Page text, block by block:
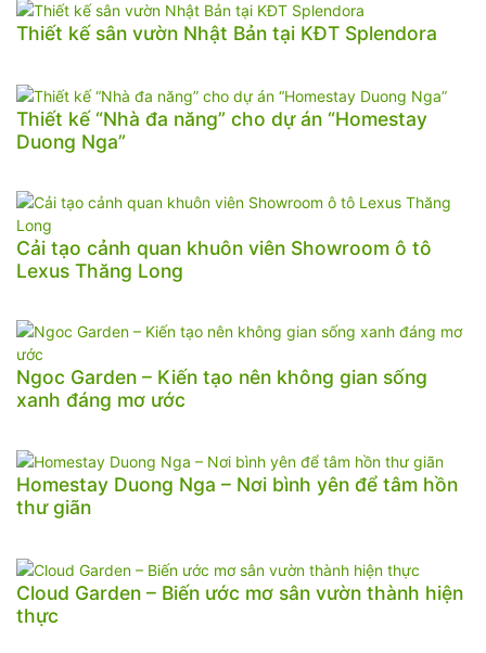
Thiết kế sân vườn Nhật Bản tại KĐT Splendora
Thiết kế “Nhà đa năng” cho dự án “Homestay
Duong Nga”
Cải tạo cảnh quan khuôn viên Showroom ô tô
Lexus Thăng Long
Ngoc Garden – Kiến tạo nên không gian sống
xanh đáng mơ ước
Homestay Duong Nga – Nơi bình yên để tâm hồn
thư giãn
Cloud Garden – Biến ước mơ sân vườn thành hiện
thực